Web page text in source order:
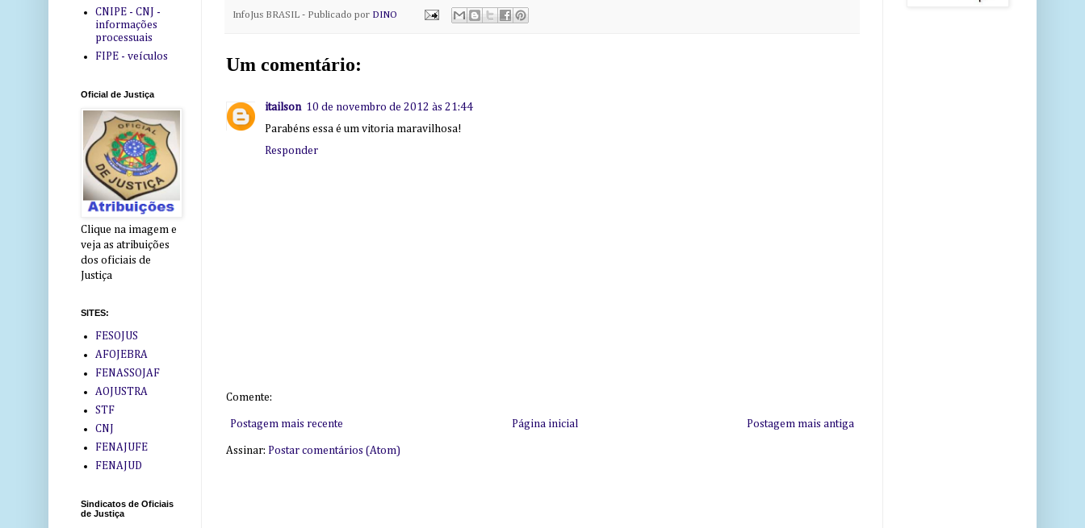
InfoJus BRASIL - Publicado por DINO
Um comentário:
itailson 10 de novembro de 2012 às 21:44
Parabéns essa é um vitoria maravilhosa!
Responder
Comente:
Postagem mais recente Postagem mais antiga
Página inicial
Assinar: Postar comentários (Atom)
CNIPE - CNJ -
informações
processuais
FIPE - veículos
Oficial de Justiça
Clique na imagem e
veja as atribuições
dos oficiais de
Justiça
SITES:
FESOJUS
AFOJEBRA
FENASSOJAF
AOJUSTRA
STF
CNJ
FENAJUFE
FENAJUD
Sindicatos de Oficiais
de Justiça